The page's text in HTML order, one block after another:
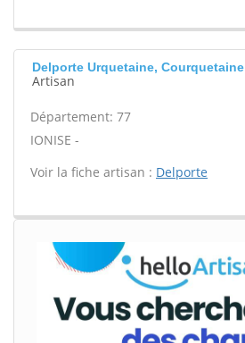
Delporte Urquetaine, Courquetaine
Artisan
Département: 77
IONISE -
Voir la fiche artisan : Delporte